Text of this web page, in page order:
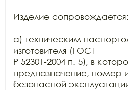
Изделие сопровождается:
а) техническим
изготовителя (ГОСТ
Р 52301-2004 п. 5), в
предназначение, номер
безопасной